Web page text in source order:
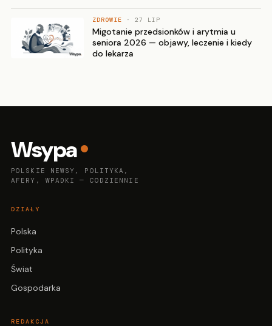
ZDROWIE · 27 LIP
Migotanie przedsionków i arytmia u
seniora 2026 — objawy, leczenie i kiedy
do lekarza
Wsypa
POLSKIE NEWSY, POLITYKA,
AFERY, WPADKI — CODZIENNIE
DZIAŁY
Polska
Polityka
Świat
Gospodarka
REDAKCJA